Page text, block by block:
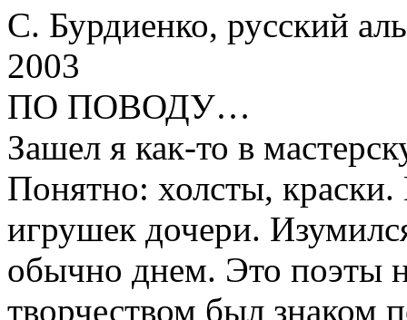
С. Бурдиенко, русский
2003
ПО ПОВОДУ…
Зашел я как-то в
Понятно: холсты, краски.
игрушек дочери.
обычно днем. Это поэты
творчеством был знаком